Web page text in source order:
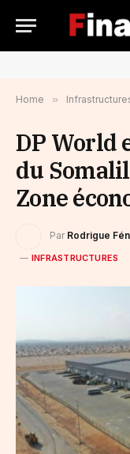
Home »
DP World
du
Zone
Par Rodrigue
INFRASTRUCTURES